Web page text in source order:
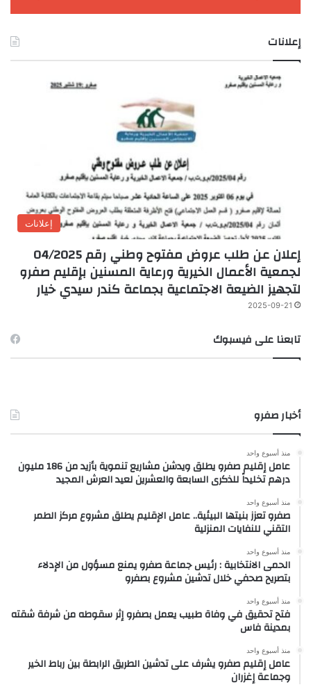
إعلانات
إعلانات
إعلان عن طلب عروض مفتوح وطني رقم 04/2025
لجمعية الأعمال الخيرية ورعاية المسنين بإقليم صفرو
لتجهيز الضيعة الاجتماعية بجماعة كندر سيدي خيار
2025-09-21
تابعنا على فيسبوك
أخبار صفرو
منذ أسبوع واحد
عامل إقليم صفرو يطلق ويدشن مشاريع تنموية بأزيد من 186 مليون
درهم تخليداً للذكرى السابعة والعشرين لعيد العرش المجيد
منذ أسبوع واحد
صفرو تعزز بنيتها البيئية.. عامل الإقليم يطلق مشروع مركز الطمر
التقني للنفايات المنزلية
منذ أسبوع واحد
الحمى الانتخابية : رئيس جماعة صفرو يمنع مسؤول من الإدلاء
بتصريح صحفي خلال تدشين مشروع بصفرو
منذ أسبوع واحد
فتح تحقيق في وفاة طبيب يعمل بصفرو إثر سقوطه من شرفة شقته
بمدينة فاس
منذ أسبوع واحد
عامل إقليم صفرو يشرف على تدشين الطريق الرابطة بين رباط الخير
وجماعة إغزران